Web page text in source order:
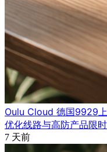
Oulu Cloud 德国9929
优化线路与高防产品限
7 天前